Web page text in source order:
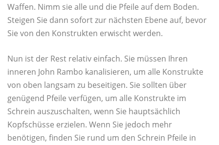
Waffen. Nimm sie alle und die Pfeile auf dem Boden.
Steigen Sie dann sofort zur nächsten Ebene auf, bevor
Sie von den Konstrukten erwischt werden.
Nun ist der Rest relativ einfach. Sie müssen Ihren
inneren John Rambo kanalisieren, um alle Konstrukte
von oben langsam zu beseitigen. Sie sollten über
genügend Pfeile verfügen, um alle Konstrukte im
Schrein auszuschalten, wenn Sie hauptsächlich
Kopfschüsse erzielen. Wenn Sie jedoch mehr
benötigen, finden Sie rund um den Schrein Pfeile in